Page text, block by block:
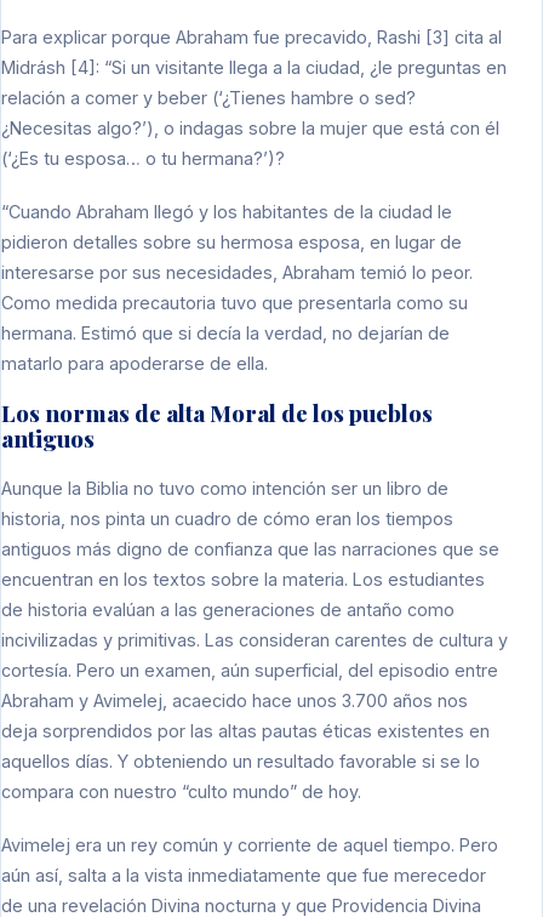
Para explicar porque Abraham fue precavido, Rashi [3] cita al
Midrásh [4]: “Si un visitante llega a la ciudad, ¿le preguntas en
relación a comer y beber (‘¿Tienes hambre o sed?
¿Necesitas algo?’), o indagas sobre la mujer que está con él
(‘¿Es tu esposa… o tu hermana?’)?
“Cuando Abraham llegó y los habitantes de la ciudad le
pidieron detalles sobre su hermosa esposa, en lugar de
interesarse por sus necesidades, Abraham temió lo peor.
Como medida precautoria tuvo que presentarla como su
hermana. Estimó que si decía la verdad, no dejarían de
matarlo para apoderarse de ella.
Los normas de alta Moral de los pueblos
antiguos
Aunque la Biblia no tuvo como intención ser un libro de
historia, nos pinta un cuadro de cómo eran los tiempos
antiguos más digno de confianza que las narraciones que se
encuentran en los textos sobre la materia. Los estudiantes
de historia evalúan a las generaciones de antaño como
incivilizadas y primitivas. Las consideran carentes de cultura y
cortesía. Pero un examen, aún superficial, del episodio entre
Abraham y Avimelej, acaecido hace unos 3.700 años nos
deja sorprendidos por las altas pautas éticas existentes en
aquellos días. Y obteniendo un resultado favorable si se lo
compara con nuestro “culto mundo” de hoy.
Avimelej era un rey común y corriente de aquel tiempo. Pero
aún así, salta a la vista inmediatamente que fue merecedor
de una revelación Divina nocturna y que Providencia Divina